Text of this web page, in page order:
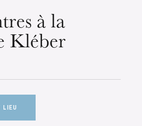
19 août 2026
à la
Kléber
LIEU